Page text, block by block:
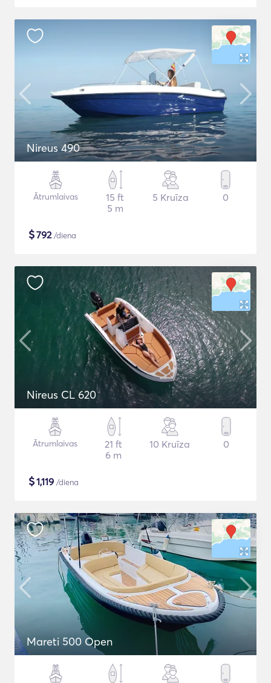
Nireus 490
Ātrumlaivas
15 ft
5 m
5 Kruīza 0
$792/diena
Nireus CL 620
Ātrumlaivas
21 ft
6 m
10 Kruīza 0
$1,119 /diena
Mareti 500 Open